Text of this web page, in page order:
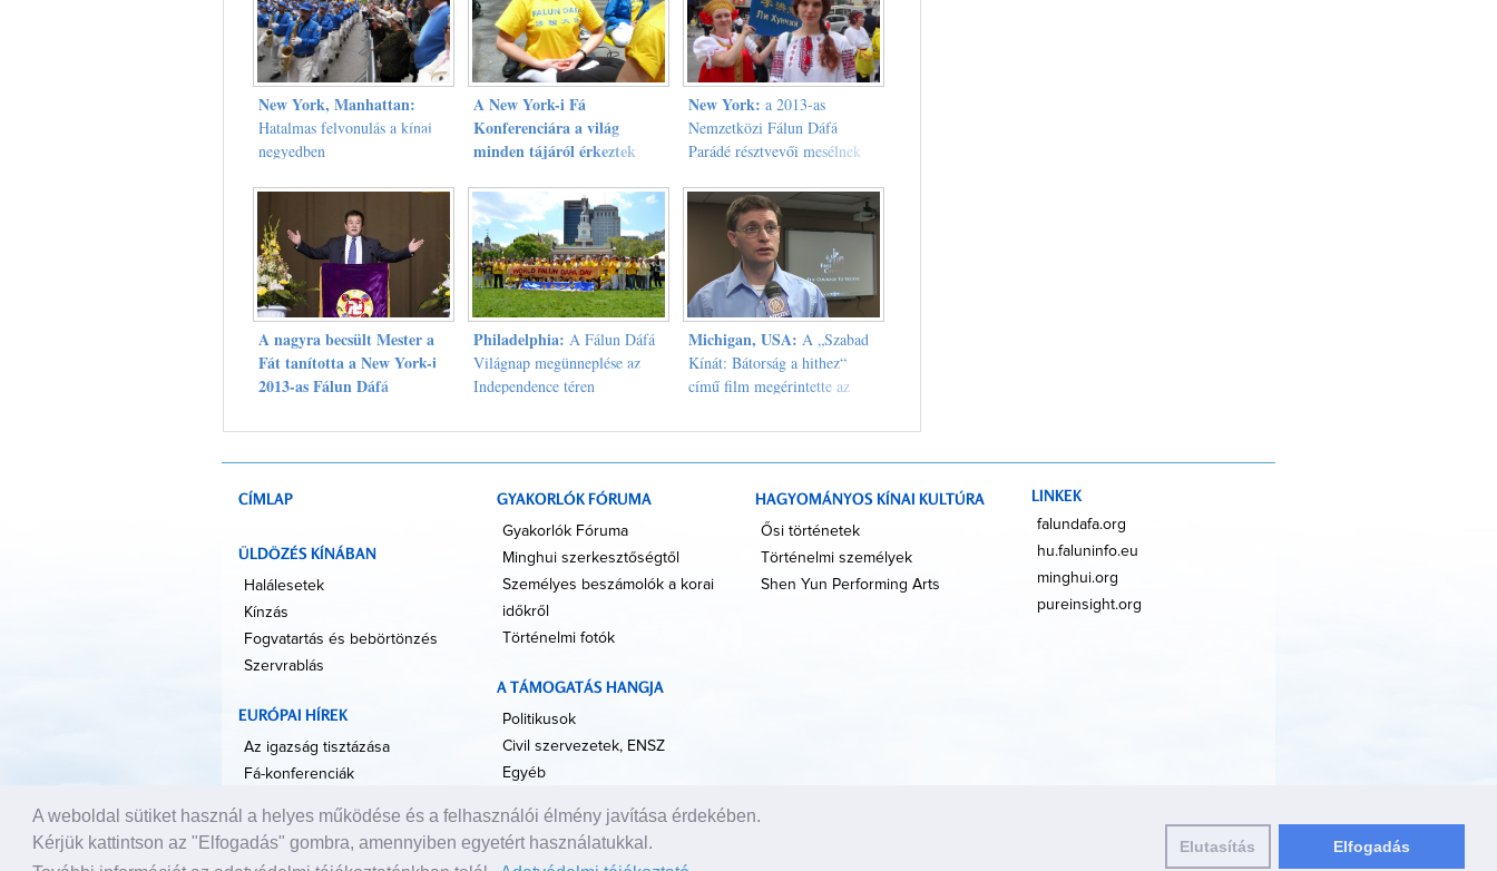
New York, Manhattan:
Hatalmas felvonulás a kínai
negyedben
A New York-i Fá
Konferenciára a világ
minden tájáról érkeztek
New York: a 2013-as
Nemzetközi Fálun Dáfá
Parádé résztvevői mesélnek
A nagyra becsült Mester a
Fát tanította a New York-i
2013-as Fálun Dáfá
Konferencián
Philadelphia: A Fálun Dáfá
Világnap megünneplése az
Independence téren
Michigan, USA: A „Szabad
Kínát: Bátorság a hithez“
című film megérintette az
CÍMLAP
ÜLDÖZÉS KÍNÁBAN
Halálesetek
Kínzás
Fogvatartás és bebörtönzés
Szervrablás
EURÓPAI HÍREK
Az igazság tisztázása
Fá-konferenciák
Sajtó
GYAKORLÓK FÓRUMA
Gyakorlók Fóruma
Minghui szerkesztőségtől
Személyes beszámolók a korai
időkről
Történelmi fotók
A TÁMOGATÁS HANGJA
Politikusok
Civil szervezetek, ENSZ
Egyéb
A VILÁG HÍREI
HAGYOMÁNYOS KÍNAI KULTÚRA
Ősi történetek
Történelmi személyek
Shen Yun Performing Arts
LINKEK
falundafa.org
hu.faluninfo.eu
minghui.org
pureinsight.org
A weboldal sütiket használ a helyes működése és a felhasználói élmény javítása érdekében.
Kérjük kattintson az "Elfogadás" gombra, amennyiben egyetért használatukkal.
Elutasítás Elfogadás